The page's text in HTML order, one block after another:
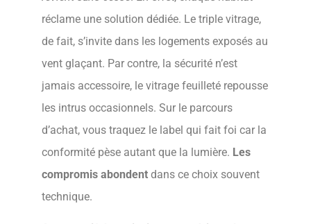
réclame une solution dédiée. Le triple vitrage,
de fait, s’invite dans les logements exposés au
vent glaçant. Par contre, la sécurité n’est
jamais accessoire, le vitrage feuilleté repousse
les intrus occasionnels. Sur le parcours
d’achat, vous traquez le label qui fait foi car la
conformité pèse autant que la lumière. Les
compromis abondent dans ce choix souvent
technique.